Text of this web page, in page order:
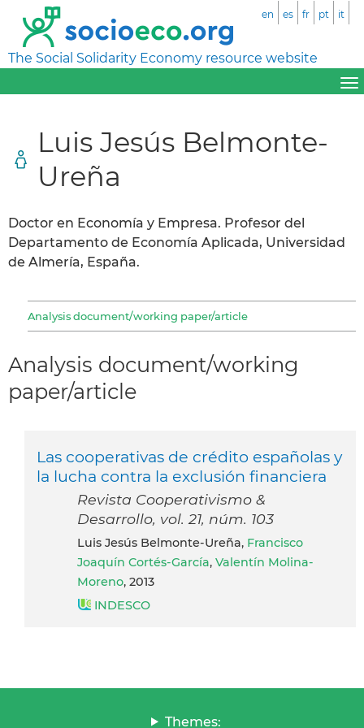
The Social Solidarity Economy resource website
en es fr pt it
Luis Jesús Belmonte-
Ureña
Doctor en Economía y Empresa. Profesor del
Departamento de Economía Aplicada, Universidad
de Almería, España.
Analysis document/working paper/article
Analysis document/working
paper/article
Las cooperativas de crédito españolas y
la lucha contra la exclusión financiera
Revista Cooperativismo &
Desarrollo, vol. 21, núm. 103
Luis Jesús Belmonte-Ureña, Francisco
Joaquín Cortés-García, Valentín Molina-
Moreno, 2013
INDESCO
Themes: